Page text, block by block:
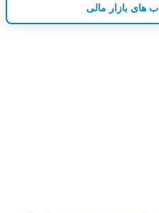
های بازار مالی